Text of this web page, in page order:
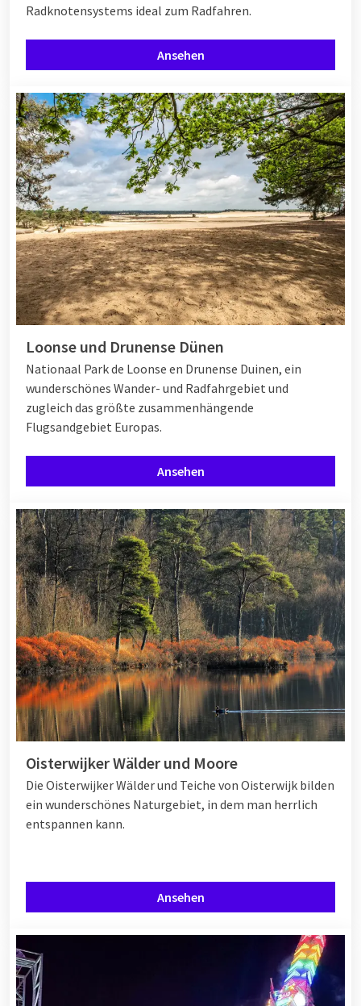
Radknotensystems ideal zum Radfahren.
Ansehen
Loonse und Drunense Dünen
Nationaal Park de Loonse en Drunense Duinen, ein
wunderschönes Wander- und Radfahrgebiet und
zugleich das größte zusammenhängende
Flugsandgebiet Europas.
Ansehen
Oisterwijker Wälder und Moore
Die Oisterwijker Wälder und Teiche von Oisterwijk bilden
ein wunderschönes Naturgebiet, in dem man herrlich
entspannen kann.
Ansehen